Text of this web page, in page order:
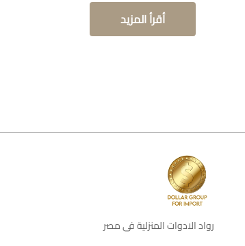
أقرأ المزيد
رواد الادوات المنزلية فى مصر